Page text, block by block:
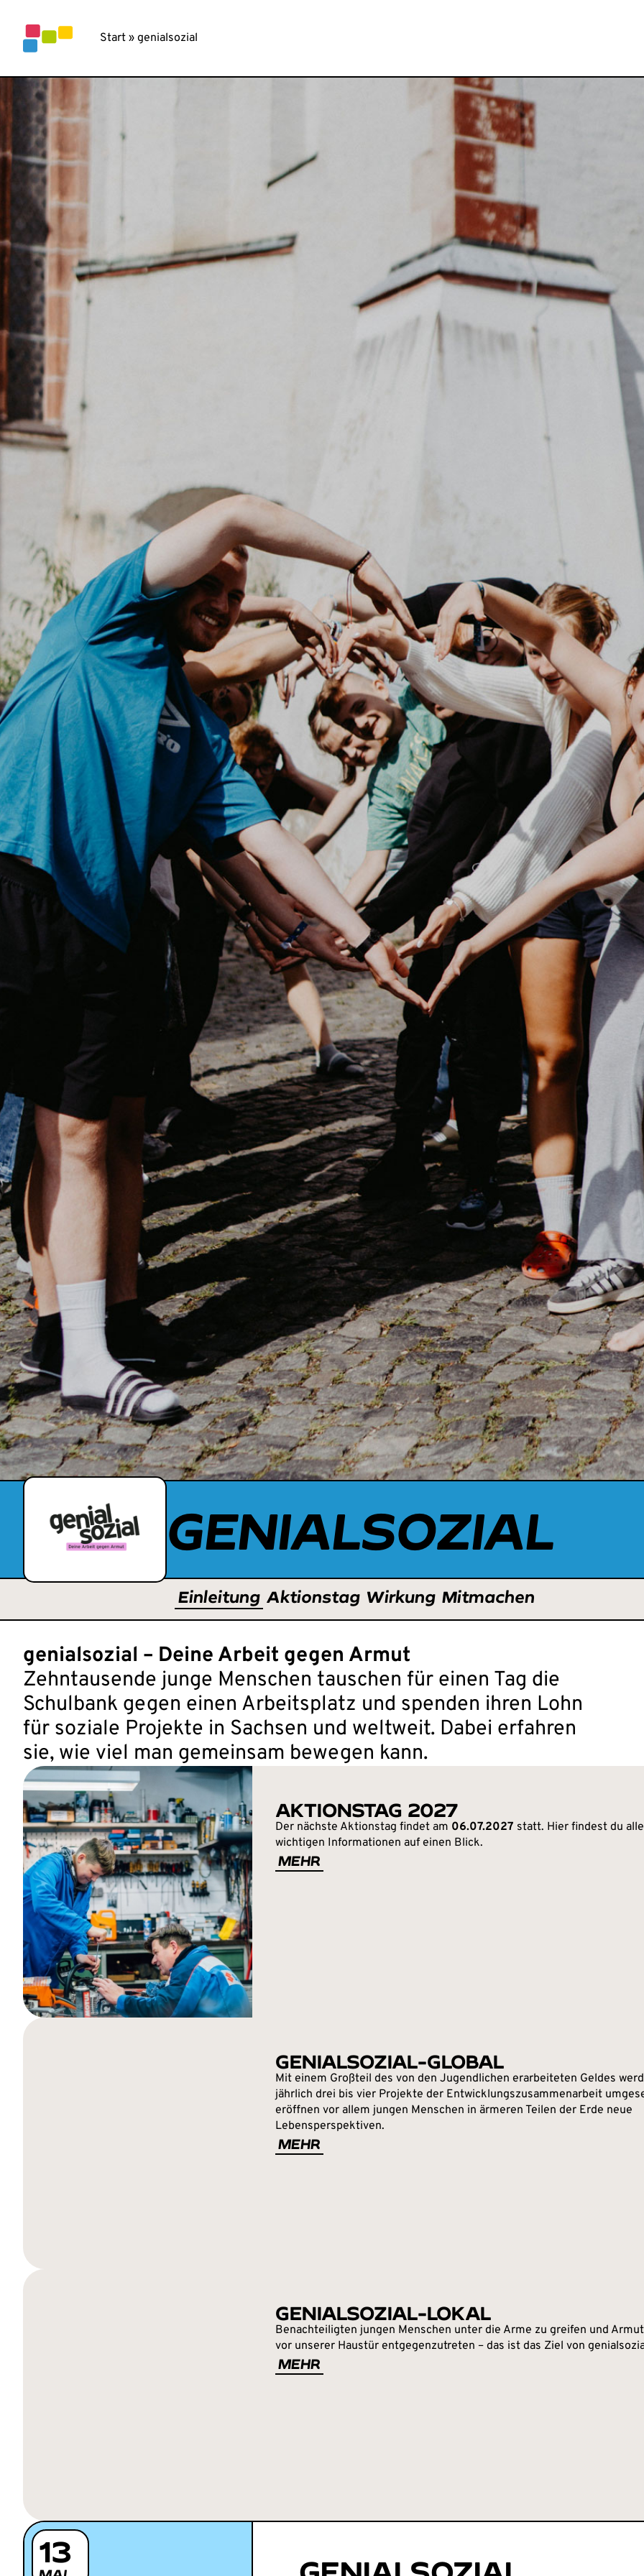
Start» genialsozial
GENIALSOZIAL
Einleitung Aktionstag Wirkung Mitmachen
genialsozial – Deine Arbeit gegen Armut
Zehntausende junge Menschen tauschen für einen Tag die
Schulbank gegen einen Arbeitsplatz und spenden ihren Lohn
für soziale Projekte in Sachsen und weltweit. Dabei erfahren
sie, wie viel man gemeinsam bewegen kann.
AKTIONSTAG 2027
Der nächste Aktionstag findet am 06.07.2027 statt. Hier findest du alle
wichtigen Informationen auf einen Blick.
MEHR
GENIALSOZIAL-GLOBAL
Mit einem Großteil des von den Jugendlichen erarbeiteten Geldes
jährlich drei bis vier Projekte der Entwicklungszusammenarbeit
eröffnen vor allem jungen Menschen in ärmeren Teilen der Erde neue
Lebensperspektiven.
MEHR
GENIALSOZIAL-LOKAL
Benachteiligten jungen Menschen unter die Arme zu greifen und
vor unserer Haustür entgegenzutreten – das ist das Ziel von
MEHR
13